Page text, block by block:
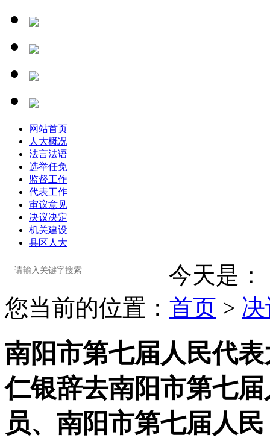
网站首页
人大概况
法言法语
选举任免
监督工作
代表工作
审议意见
决议决定
机关建设
县区人大
今天是：
您当前的位置： 首页 >
南阳市第七届人民代
仁银辞去南阳市第七
员、南阳市第七届人